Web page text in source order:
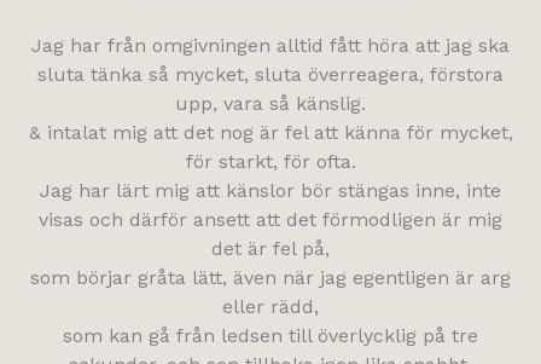
Jag har från omgivningen alltid fått höra att jag ska
sluta tänka så mycket, sluta överreagera, förstora
upp, vara så känslig.
& intalat mig att det nog är fel att känna för mycket,
för starkt, för ofta.
Jag har lärt mig att känslor bör stängas inne, inte
visas och därför ansett att det förmodligen är mig
det är fel på,
som börjar gråta lätt, även när jag egentligen är arg
eller rädd,
som kan gå från ledsen till överlycklig på tre